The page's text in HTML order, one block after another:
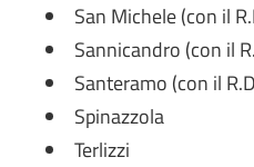
San Michele (con il
Sannicandro (con il
Santeramo (con il
Spinazzola
Terlizzi